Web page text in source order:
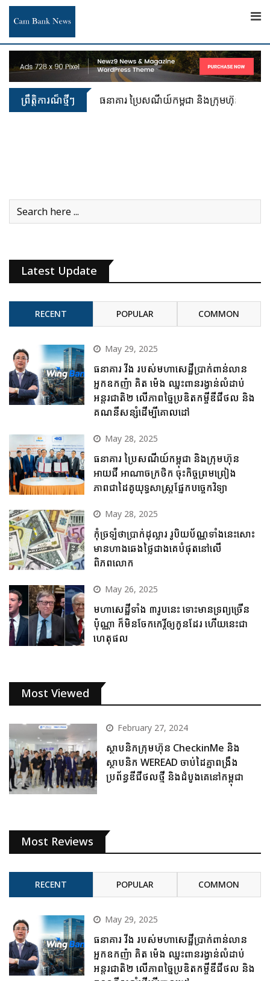
Skip
content
ព្រឹត្តិការណ៏ថ្មីៗ ធនាគារ អេស៊ីលីដា សហការជាមួយក្រុមប្រឹក្សាអ
Latest Update
RECENT POPULAR COMMON
May 29, 2025
ធនាគារ វីង របស់មហាសេដ្ឋីប្រាក់ពាន់លាន
អ្នកឧកញ៉ា គិត ម៉េង ឈ្នះពានរង្វាន់លំដាប់
អន្តរជាតិ២ លើភាពច្នៃប្រឌិតកម្ចីឌីជីថល និង
គណនីសន្សំដើម្បីគោលដៅ
May 28, 2025
ធនាគារ ប្រៃសណីយ៍កម្ពុជា និងក្រុមហ៊ុន
អាយជី អាណាចក្រថិក ចុះកិច្ចព្រមព្រៀង
ភាពជាដៃគូយុទ្ធសាស្ត្រផ្នែកបច្ចេកវិទ្យា
May 28, 2025
កុំច្រឡំថាប្រាក់ដុល្លារ រូបិយប័ណ្ណទាំងនេះសោះ
មានហាងឆេងថ្លៃជាងគេបំផុតនៅលើ
ពិភពលោក
May 26, 2025
មហាសេដ្ឋីទាំង ៣រូបនេះ ទោះមានទ្រព្យច្រើន
ប៉ុណ្ណា ក៏មិនចែកកេរ្តិ៍ឲ្យកូនដែរ ហើយនេះជា
ហេតុផល
Most Viewed
February 27, 2024
ស្ថាបនិកក្រុមហ៊ុន CheckinMe និង
ស្ថាបនិក WEREAD ចាប់ដៃគ្នាពង្រឹង
ប្រព័ន្ធឌីជីថលថ្មី និងដំបូងគេនៅកម្ពុជា
Most Reviews
RECENT POPULAR COMMON
May 29, 2025
ធនាគារ វីង របស់មហាសេដ្ឋីប្រាក់ពាន់លាន
អ្នកឧកញ៉ា គិត ម៉េង ឈ្នះពានរង្វាន់លំដាប់
អន្តរជាតិ២ លើភាពច្នៃប្រឌិតកម្ចីឌីជីថល និង